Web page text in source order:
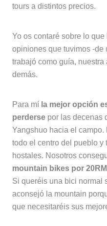
tours a distintos precios.
Yo os contaré sobre lo
opiniones que tuvimos -de
trabajó como guía,
demás.
Para mí la mejor opción
perderse por las decenas
Yangshuo hacia el
todo el centro del pueblo y
hostales. Nosotros
mountain bikes por
Si queréis una bici normal
aconsejó la mountain
que necesitaréis sus